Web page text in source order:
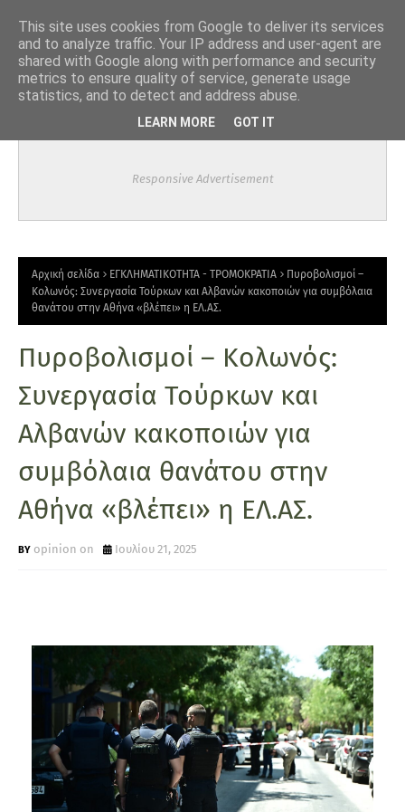
Responsive Advertisement
Αρχική σελίδα ΕΓΚΛΗΜΑΤΙΚΟΤΗΤΑ - ΤΡΟΜΟΚΡΑΤΙΑ
Πυροβολισμοί –
Κολωνός: Συνεργασία Τούρκων και Αλβανών κακοποιών για συμβόλαια
θανάτου στην Αθήνα «βλέπει» η ΕΛ.ΑΣ.
Πυροβολισμοί – Κολωνός:
Συνεργασία Τούρκων και
Αλβανών κακοποιών για
συμβόλαια θανάτου στην
Αθήνα «βλέπει» η ΕΛ.ΑΣ.
opinion on Ιουλίου 21, 2025
This site uses cookies from Google to deliver its services
and to analyze traffic. Your IP address and user-agent are
shared with Google along with performance and security
metrics to ensure quality of service, generate usage
statistics, and to detect and address abuse.
LEARN MORE GOT IT